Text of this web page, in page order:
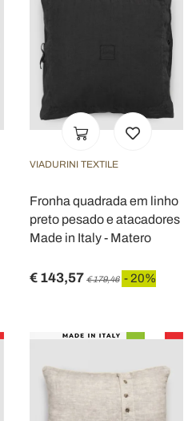
VIADURINI TEXTILE
Fronha quadrada em linho
preto pesado e atacadores
Made in Italy - Matero
€ 143,57 € 179,46 - 20%